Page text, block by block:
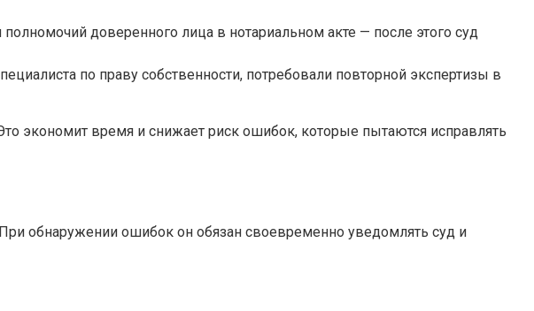
доверенного лица в нотариальном акте — после этого суд
по праву собственности, потребовали повторной экспертизы в
экономит время и снижает риск ошибок, которые пытаются исправлять
обнаружении ошибок он обязан своевременно уведомлять суд и